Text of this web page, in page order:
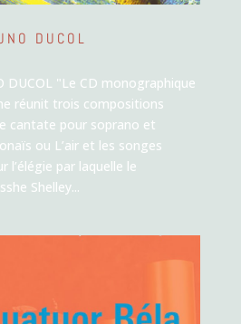
DUCOL
DUCOL "Le CD monographique
réunit trois compositions
cantate pour soprano et
ou L’air et les songes
l’élégie par laquelle le
Shelley...